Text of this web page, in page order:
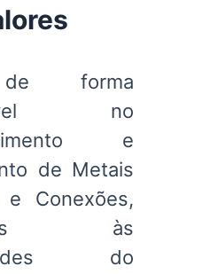
forma
no
e
de Metais
e Conexões,
às
do